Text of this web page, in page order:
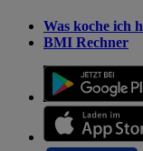
Was koche ich
BMI Rechner